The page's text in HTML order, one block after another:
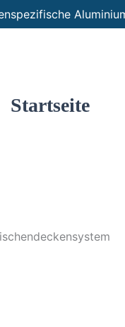
Startseite